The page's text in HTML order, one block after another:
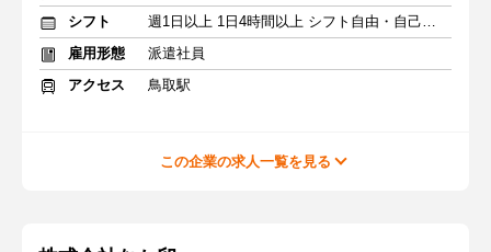
シフト
週1日以上 1日4時間以上 シフト自由・自己申告
雇用形態
派遣社員
アクセス
鳥取駅
この企業の求人一覧を見る